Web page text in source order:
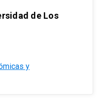
de Los
y